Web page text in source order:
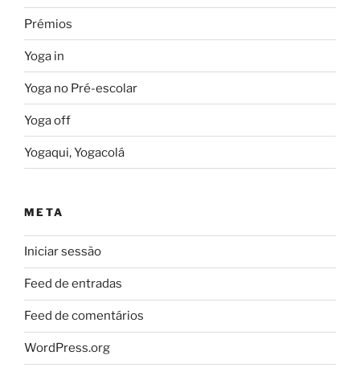
Prémios
Yoga in
Yoga no Pré-escolar
Yoga off
Yogaqui, Yogacolá
META
Iniciar sessão
Feed de entradas
Feed de comentários
WordPress.org